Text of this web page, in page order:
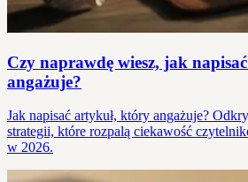
Czy naprawdę wiesz, jak
angażuje?
Jak napisać artykuł, który angażuje?
strategii, które rozpalą ciekawość
w 2026.